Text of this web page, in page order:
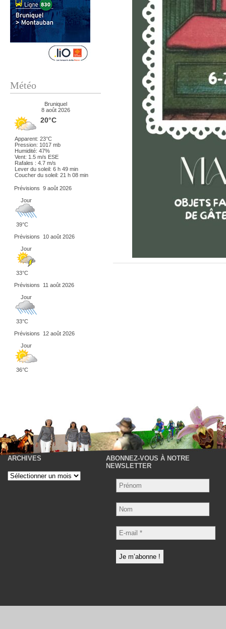
Météo
Bruniquel
8 août 2026
20°C
Apparent: 23°C
Pression: 1017 mb
Humidité: 47%
Vent: 1.5 m/s ESE
Rafales : 4.7 m/s
Lever du soleil: 6 h 49 min
Coucher du soleil: 21 h 08 min
Prévisions 9 août 2026
Jour
39°C
Prévisions
10 août 2026
Jour
33°C
Prévisions
11 août 2026
Jour
33°C
Prévisions
12 août 2026
Jour
36°C
ARCHIVES
Archives
ABONNEZ-VOUS À NOTRE
NEWSLETTER
Nom
E-
mail
*